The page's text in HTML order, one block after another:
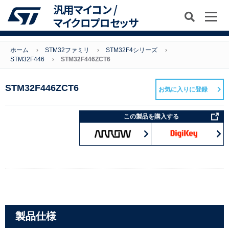
汎用マイコン /
マイクロプロセッサ
ホーム STM32ファミリ
STM32F4シリーズ
STM32F446
STM32F446ZCT6
STM32F446ZCT6
この製品を購入する
お気に入りに登録
製品仕様